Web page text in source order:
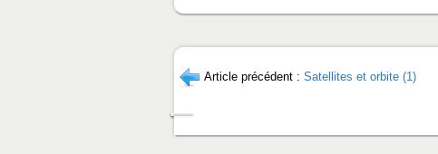
Article précédent : Satellites et orbite (1)